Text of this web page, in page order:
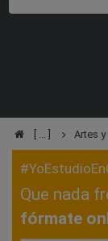
Artes
Que nada
fórmate